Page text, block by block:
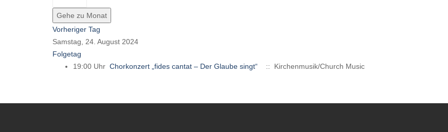
Gehe zu Monat
Vorheriger Tag
Samstag, 24. August 2024
Folgetag
19:00 Uhr Chorkonzert „fides cantat – Der Glaube singt“ :: Kirchenmusik/Church Music